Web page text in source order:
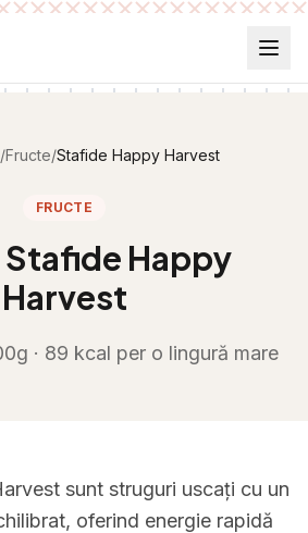
/Fructe/Stafide Happy Harvest
FRUCTE
Stafide Happy
Harvest
· 89 kcal per o lingură mare
sunt struguri uscați cu un
oferind energie rapidă